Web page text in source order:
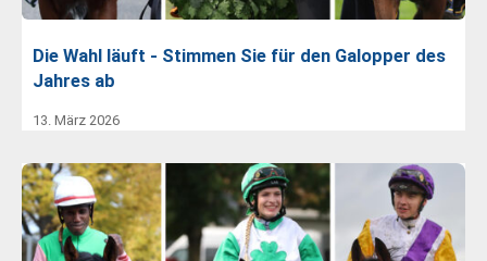
Die Wahl läuft - Stimmen Sie für den Galopper des
Jahres ab
13. März 2026